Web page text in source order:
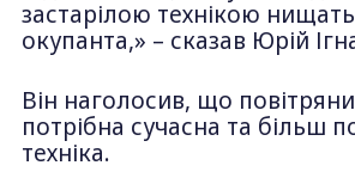
застарілою технікою
окупанта,» – сказав Юрій
Він наголосив, що
потрібна сучасна та більш
техніка.